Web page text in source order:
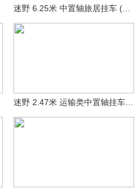
迷野 6.25米 中置轴旅居挂车 (MYY9012XLJ04)
迷野 2.47米 运输类中置轴挂车 (MYY9010T03)